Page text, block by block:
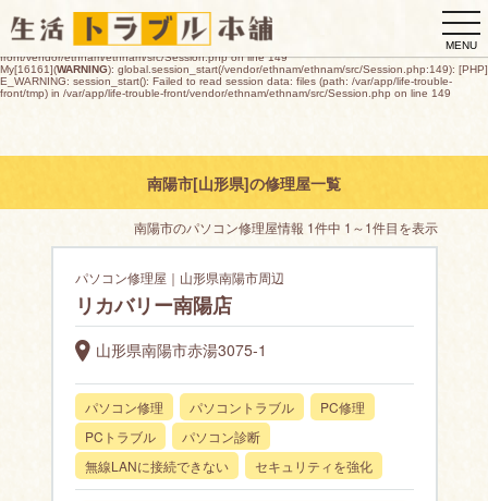
E_WARNING: session_start(): open(/var/app/life-trouble-
front/tmp/sess_7273e0ad7639fe1aa34cd8772154b1631908e75176ed7ee2837f2ea50f766939,
O_RDWR) failed: デバイスに空き領域がありません (28) in /var/app/life-trouble-
front/vendor/ethnam/ethnam/src/Session.php on line 149
My[16161](WARNING): global.session_start(/vendor/ethnam/ethnam/src/Session.php:149): [PHP]
E_WARNING: session_start(): Failed to read session data: files (path: /var/app/life-trouble-
front/tmp) in /var/app/life-trouble-front/vendor/ethnam/ethnam/src/Session.php on line 149
MENU
南陽市[山形県]の修理屋一覧
南陽市のパソコン修理屋情報 1件中 1～1件目を表示
パソコン修理屋｜山形県南陽市周辺
リカバリー南陽店
山形県南陽市赤湯3075-1
パソコン修理 パソコントラブル
PC修理
PCトラブル
パソコン診断
無線LANに接続できない
セキュリティを強化